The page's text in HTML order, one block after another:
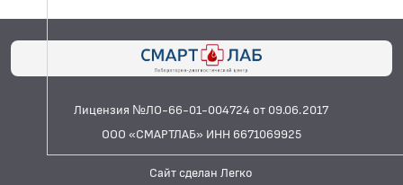
Лицензия №ЛО-66-01-004724 от 09.06.2017
ООО «СМАРТЛАБ» ИНН 6671069925
Сайт сделан Легко